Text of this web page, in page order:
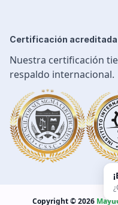
Certificación acreditada
Nuestra certificación
respaldo internacional.
Copyright © 2026